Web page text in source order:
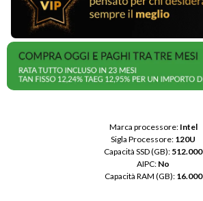
Marca processore: Intel
Sigla Processore: 120U
Capacità SSD (GB): 512.000
AIPC: No
Capacità RAM (GB): 16.000